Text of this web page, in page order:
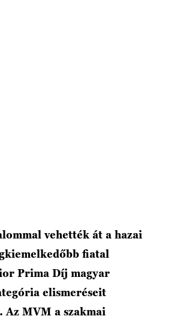
vehették át a hazai
fiatal
Prima Díj magyar
elismeréseit
Az MVM a szakmai